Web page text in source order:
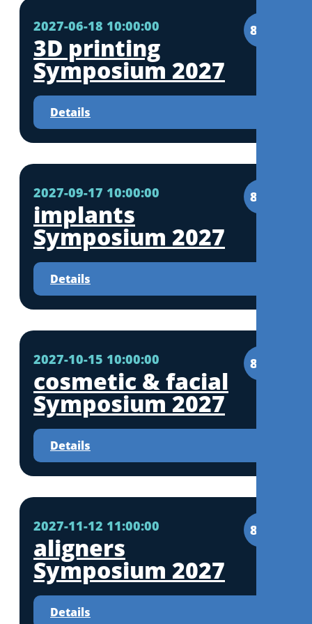
2027-06-18 10:00:00 8CE
3D printing
Symposium 2027
Details
2027-09-17 10:00:00 8CE
implants
Symposium 2027
Details
2027-10-15 10:00:00 8CE
cosmetic & facial
Symposium 2027
Details
2027-11-12 11:00:00 8CE
aligners
Symposium 2027
Details